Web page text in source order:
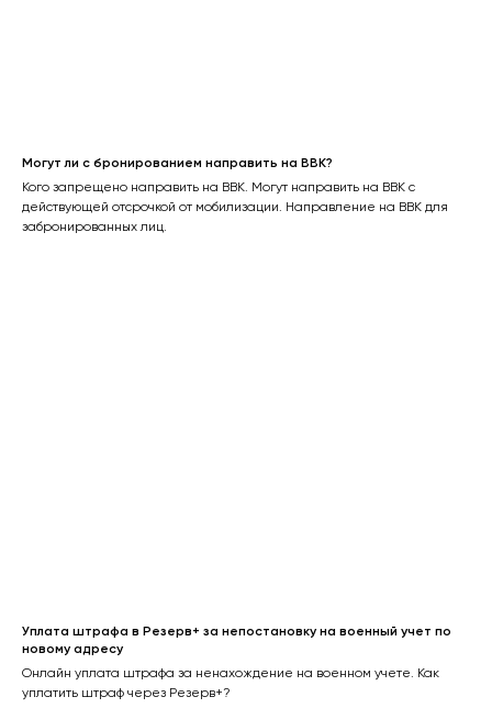
Могут ли с бронированием направить на ВВК?
Кого запрещено направить на ВВК. Могут направить на ВВК с
действующей отсрочкой от мобилизации. Направление на ВВК для
забронированных лиц.
Уплата штрафа в Резерв+ за непостановку на военный учет по
новому адресу
Онлайн уплата штрафа за ненахождение на военном учете. Как
уплатить штраф через Резерв+?